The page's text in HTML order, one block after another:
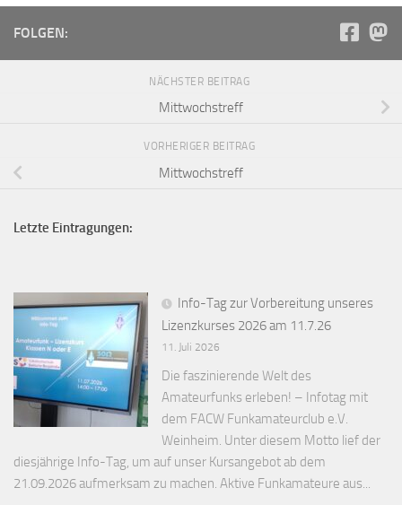
FOLGEN:
NÄCHSTER BEITRAG
Mittwochstreff
VORHERIGER BEITRAG
Mittwochstreff
Letzte Eintragungen:
Info-Tag zur Vorbereitung unseres
Lizenzkurses 2026 am 11.7.26
11. Juli 2026
Die faszinierende Welt des
Amateurfunks erleben! – Infotag mit
dem FACW Funkamateurclub e.V.
Weinheim. Unter diesem Motto lief der
diesjährige Info-Tag, um auf unser Kursangebot ab dem
21.09.2026 aufmerksam zu machen. Aktive Funkamateure aus...